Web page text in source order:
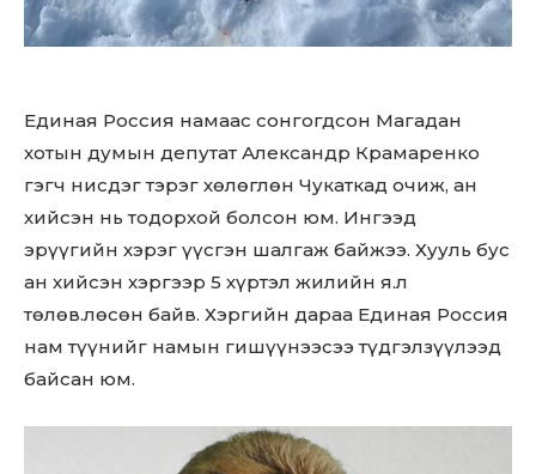
Единая Россия намаас сонгогдсон Магадан
хотын думын депутат Александр Крамаренко
гэгч нисдэг тэрэг хөлөглөн Чукаткад очиж, ан
хийсэн нь тодорхой болсон юм. Ингээд
эрүүгийн хэрэг үүсгэн шалгаж байжээ. Хууль бус
ан хийсэн хэргээр 5 хүртэл жилийн я.л
төлөв.лөсөн байв. Хэргийн дараа Единая Россия
нам түүнийг намын гишүүнээсээ түдгэлзүүлээд
байсан юм.